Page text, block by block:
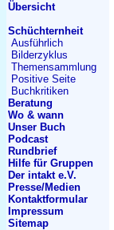
Übersicht
Schüchternheit
Ausführlich
Bilderzyklus
Themensammlung
Positive Seite
Buchkritiken
Beratung
Wo & wann
Unser Buch
Podcast
Rundbrief
Hilfe für Gruppen
Der intakt e.V.
Presse/Medien
Kontaktformular
Impressum
Sitemap